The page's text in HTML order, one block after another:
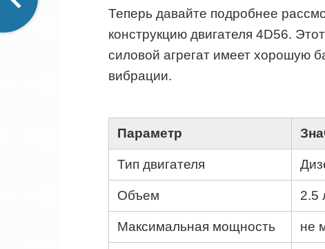
Теперь давайте подробнее
конструкцию двигателя 4D56.
силовой агрегат имеет хорошую
вибрации.
Параметр
Тип двигателя
Объем 2.5
Максимальная мощность не